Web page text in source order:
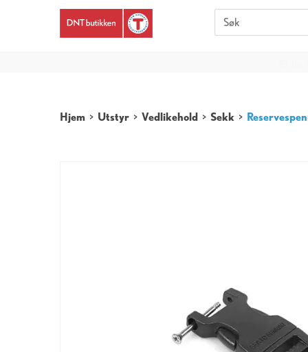
Hjem > Utstyr > Vedlikehold > Sekk >